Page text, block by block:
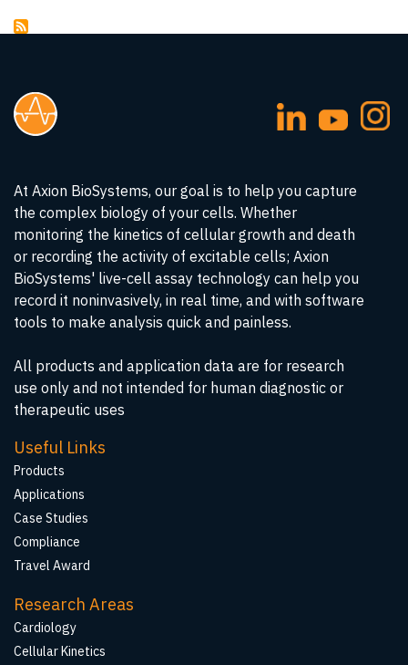
At Axion BioSystems, our goal is to help you capture
the complex biology of your cells. Whether
monitoring the kinetics of cellular growth and death
or recording the activity of excitable cells; Axion
BioSystems' live-cell assay technology can help you
record it noninvasively, in real time, and with software
tools to make analysis quick and painless.
All products and application data are for research
use only and not intended for human diagnostic or
therapeutic uses
Useful Links
Products
Applications
Case Studies
Compliance
Travel Award
Research Areas
Cardiology
Cellular Kinetics